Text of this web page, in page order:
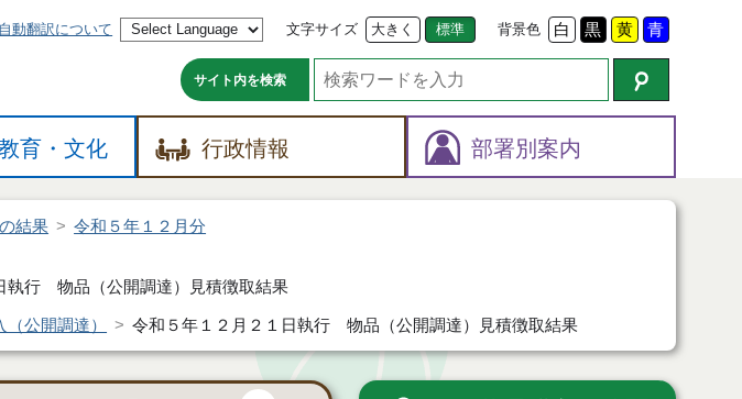
自動翻訳について 文字サイズ 大きく 標準 背景色 白 黒 黄 青
サイト内を検索
育・文化 行政情報 部署別案内
結果
令和５年１２月分
執行 物品（公開調達）見積徴取結果
公開調達） 令和５年１２月２１日執行 物品（公開調達）見積徴取結果